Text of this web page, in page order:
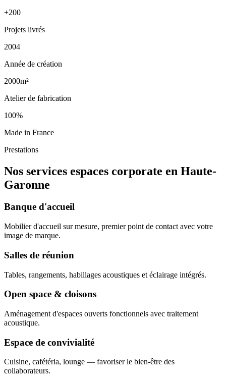
+200
Projets livrés
2004
Année de création
2000m²
Atelier de fabrication
100%
Made in France
Prestations
Nos services espaces corporate en Haute-
Garonne
Banque d'accueil
Mobilier d'accueil sur mesure, premier point de contact avec votre
image de marque.
Salles de réunion
Tables, rangements, habillages acoustiques et éclairage intégrés.
Open space & cloisons
Aménagement d'espaces ouverts fonctionnels avec traitement
acoustique.
Espace de convivialité
Cuisine, cafétéria, lounge — favoriser le bien-être des
collaborateurs.